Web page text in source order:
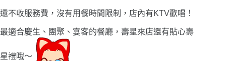
還不收服務費，沒有用餐時間限制，店內有KTV歡唱！
最適合慶生、團聚、宴客的餐廳，壽星來店還有貼心壽
星禮哦〜